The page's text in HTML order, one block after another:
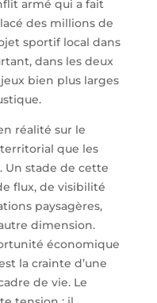
armé qui a fait
des millions de
sportif local dans
dans les deux
bien plus larges
réalité sur le
que les
Un stade de cette
flux, de visibilité
paysagères,
dimension.
économique
la crainte d’une
de vie. Le